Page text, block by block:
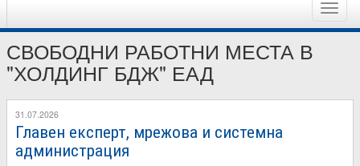
Toggle
СВОБОДНИ РАБОТНИ МЕСТА В
"ХОЛДИНГ БДЖ" ЕАД
31.07.2026
Главен експерт, мрежова и системна
администрация